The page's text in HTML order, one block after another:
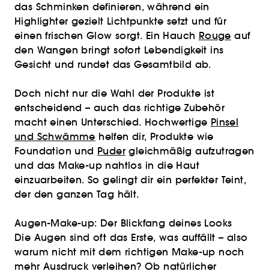
das Schminken definieren, während ein
Highlighter gezielt Lichtpunkte setzt und für
einen frischen Glow sorgt. Ein Hauch Rouge auf
den Wangen bringt sofort Lebendigkeit ins
Gesicht und rundet das Gesamtbild ab.
Doch nicht nur die Wahl der Produkte ist
entscheidend – auch das richtige Zubehör
macht einen Unterschied. Hochwertige Pinsel
und Schwämme helfen dir, Produkte wie
Foundation und Puder gleichmäßig aufzutragen
und das Make-up nahtlos in die Haut
einzuarbeiten. So gelingt dir ein perfekter Teint,
der den ganzen Tag hält.
Augen-Make-up: Der Blickfang deines Looks
Die Augen sind oft das Erste, was auffällt – also
warum nicht mit dem richtigen Make-up noch
mehr Ausdruck verleihen? Ob natürlicher